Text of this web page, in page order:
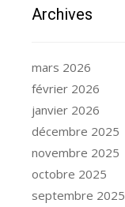
Archives
mars 2026
février 2026
janvier 2026
décembre 2025
novembre 2025
octobre 2025
septembre 2025